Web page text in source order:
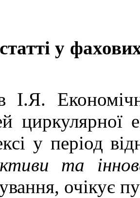
у
І.Я.
циркулярної
у період
та
очікує